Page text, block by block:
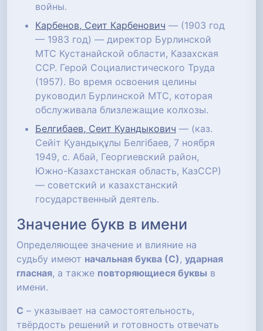
войны.
Карбенов, Сеит Карбенович — (1903 год
— 1983 год) — директор Бурлинской
МТС Кустанайской области, Казахская
ССР. Герой Социалистического Труда
(1957). Во время освоения целины
руководил Бурлинской МТС, которая
обслуживала близлежащие колхозы.
Белгибаев, Сеит Куандыкович — (каз.
Сейіт Қуандықұлы Белгібаев, 7 ноября
1949, с. Абай, Георгиевский район,
Южно-Казахстанская область, КазССР)
— советский и казахстанский
государственный деятель.
Значение букв в имени
Определяющее значение и влияние на
судьбу имеют начальная буква (С), ударная
гласная, а также повторяющиеся буквы в
имени.
С – указывает на самостоятельность,
твёрдость решений и готовность отвечать